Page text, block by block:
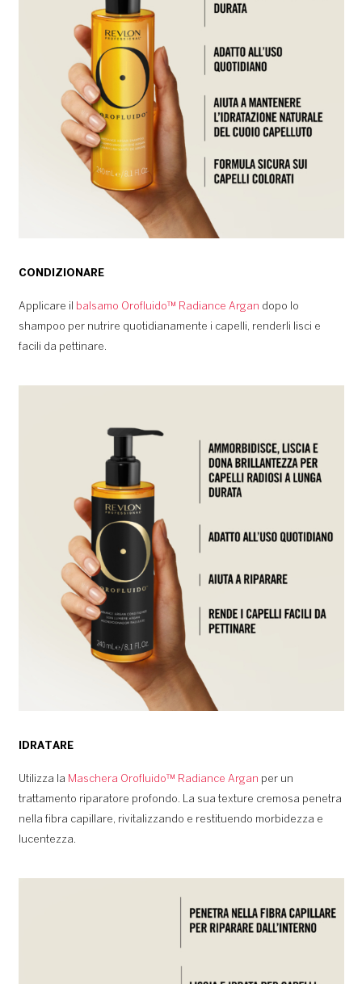
CONDIZIONARE
Applicare il balsamo Orofluido™ Radiance Argan dopo lo
shampoo per nutrire quotidianamente i capelli, renderli lisci e
facili da pettinare.
IDRATARE
Utilizza la Maschera Orofluido™ Radiance Argan per un
trattamento riparatore profondo. La sua texture cremosa penetra
nella fibra capillare, rivitalizzando e restituendo morbidezza e
lucentezza.